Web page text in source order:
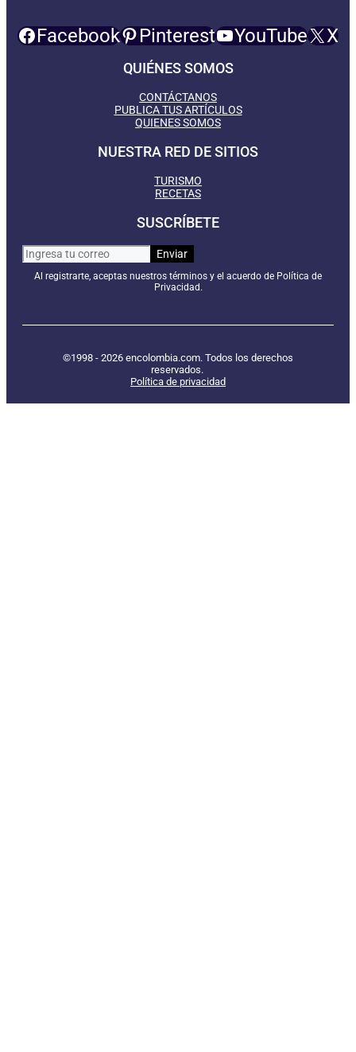
Facebook Pinterest YouTube X
QUIÉNES SOMOS
CONTÁCTANOS
PUBLICA TUS ARTÍCULOS
QUIENES SOMOS
NUESTRA RED DE SITIOS
TURISMO
RECETAS
SUSCRÍBETE
Al registrarte, aceptas nuestros términos y el acuerdo de Política de
Privacidad.
©1998 - 2026 encolombia.com. Todos los derechos
reservados.
Política de privacidad